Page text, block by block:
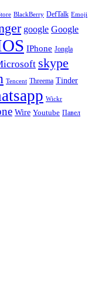
BlackBerry DefTalk Emoji
google Google
IPhone Jongla
skype
Tencent Threema Tinder
Wickr
Wire Youtube Павел